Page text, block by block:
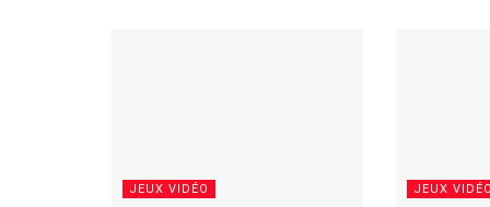
JEUX VIDÉO JEUX VIDÉO